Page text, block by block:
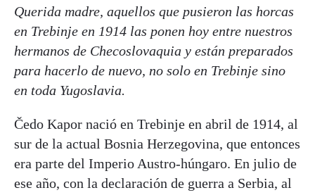
Querida madre, aquellos que pusieron las horcas
en Trebinje en 1914 las ponen hoy entre nuestros
hermanos de Checoslovaquia y están preparados
para hacerlo de nuevo, no solo en Trebinje sino
en toda Yugoslavia.
Čedo Kapor nació en Trebinje en abril de 1914, al
sur de la actual Bosnia Herzegovina, que entonces
era parte del Imperio Austro-húngaro. En julio de
ese año, con la declaración de guerra a Serbia, al